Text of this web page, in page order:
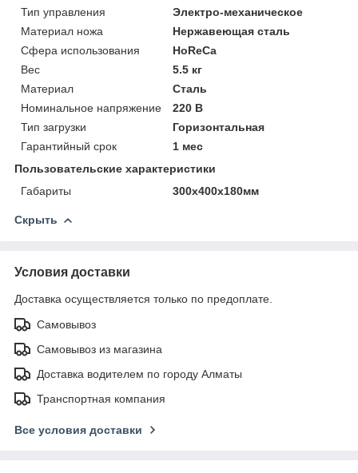
Тип управления
Электро-механическое
Материал ножа
Нержавеющая сталь
Сфера использования
HoReCa
Вес
5.5 кг
Материал
Сталь
Номинальное напряжение
220 В
Тип загрузки
Горизонтальная
Гарантийный срок
1 мес
Пользовательские характеристики
Габариты
300х400х180мм
Скрыть
Условия доставки
Доставка осуществляется только по предоплате.
Самовывоз
Самовывоз из магазина
Доставка водителем по городу Алматы
Транспортная компания
Все условия доставки